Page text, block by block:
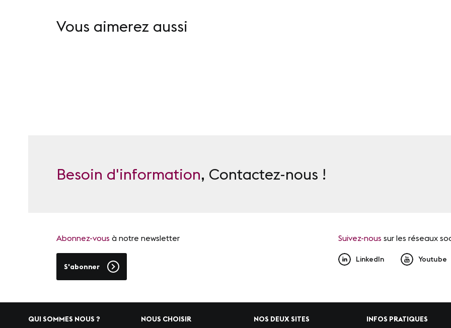
Vous aimerez aussi
Besoin d'information, Contactez-nous !
Abonnez-vous à notre newsletter
S'abonner
Suivez-nous sur les réseaux
LinkedIn Youtube
QUI SOMMES NOUS ? NOUS CHOISIR NOS DEUX SITES INFOS PRATIQUES